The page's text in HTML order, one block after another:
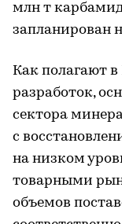
млн т
запланирован
Как полагают
разработок,
сектора
с
на низком
товарными
объемов